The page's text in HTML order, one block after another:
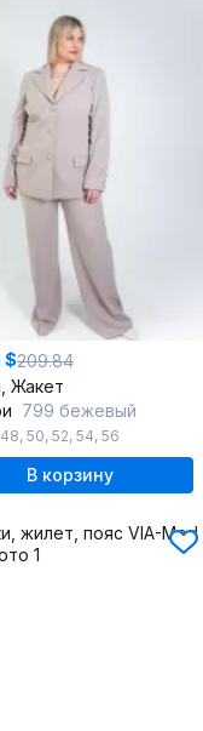
$209.84
Жакет
799 бежевый
48, 50, 52, 54, 56
В корзину